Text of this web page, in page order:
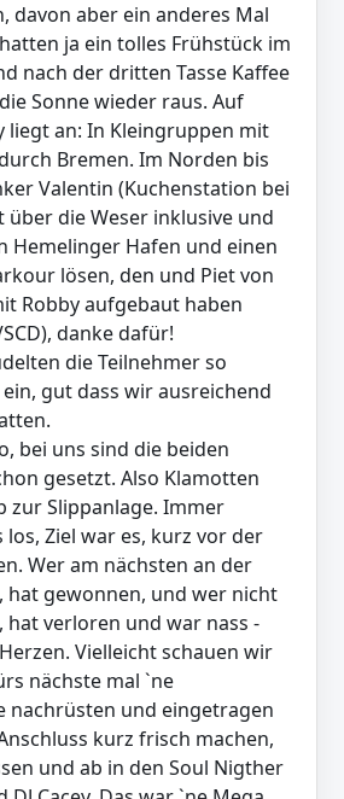
davon aber ein anderes Mal
ja ein tolles Frühstück im
nach der dritten Tasse Kaffee
Sonne wieder raus. Auf
liegt an: In Kleingruppen mit
Bremen. Im Norden bis
Valentin (Kuchenstation bei
über die Weser inklusive und
Hemelinger Hafen und einen
lösen, den und Piet von
Robby aufgebaut haben
danke dafür!
die Teilnehmer so
gut dass wir ausreichend
bei uns sind die beiden
gesetzt. Also Klamotten
zur Slippanlage. Immer
los, Ziel war es, kurz vor der
Wer am nächsten an der
hat gewonnen, und wer nicht
verloren und war nass -
Vielleicht schauen wir
nächste mal `ne
nachrüsten und eingetragen
kurz frisch machen,
und ab in den Soul Nigther